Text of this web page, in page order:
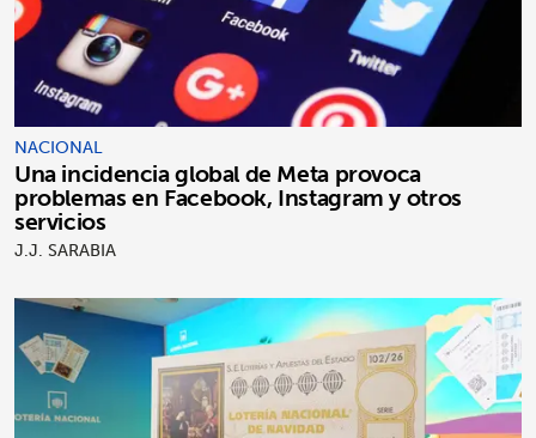
NACIONAL
Una incidencia global de Meta provoca
problemas en Facebook, Instagram y otros
servicios
J.J. SARABIA